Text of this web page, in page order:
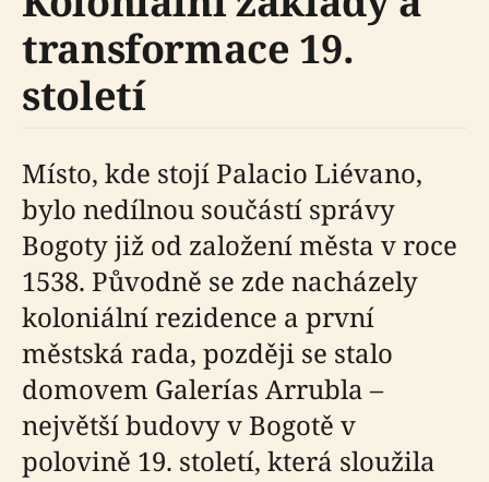
transformace 19.
století
Místo, kde stojí Palacio Liévano,
bylo nedílnou součástí správy
Bogoty již od založení města v roce
1538. Původně se zde nacházely
koloniální rezidence a první
městská rada, později se stalo
domovem Galerías Arrubla –
největší budovy v Bogotě v
polovině 19. století, která sloužila